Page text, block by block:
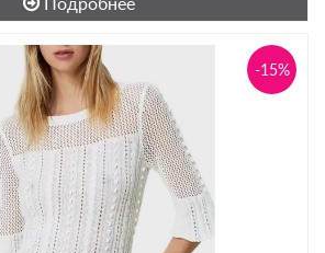
-15%